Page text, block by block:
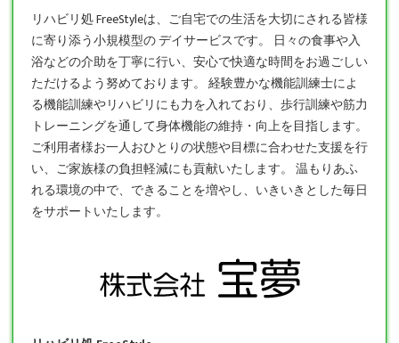
リハビリ処 FreeStyleは、ご自宅での生活を大切にされる皆様
に寄り添う小規模型のデイサービスです。 日々の食事や入
浴などの介助を丁寧に行い、安心で快適な時間をお過ごしい
ただけるよう努めております。 経験豊かな機能訓練士によ
る機能訓練やリハビリにも力を入れており、歩行訓練や筋力
トレーニングを通して身体機能の維持・向上を目指します。
ご利用者様お一人おひとりの状態や目標に合わせた支援を行
い、ご家族様の負担軽減にも貢献いたします。 温もりあふ
れる環境の中で、できることを増やし、いきいきとした毎日
をサポートいたします。